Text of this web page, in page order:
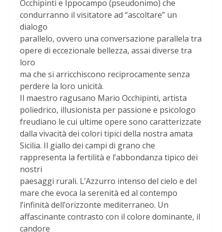
Occhipinti e Ippocampo (pseudonimo) che
condurranno il visitatore ad “ascoltare” un
dialogo
parallelo, ovvero una conversazione parallela tra
opere di eccezionale bellezza, assai diverse tra
loro
ma che si arricchiscono reciprocamente senza
perdere la loro unicità.
Il maestro ragusano Mario Occhipinti, artista
poliedrico, illusionista per passione e psicologo
freudiano le cui ultime opere sono caratterizzate
dalla vivacità dei colori tipici della nostra amata
Sicilia. Il giallo dei campi di grano che
rappresenta la fertilità e l’abbondanza tipico dei
nostri
paesaggi rurali. L’Azzurro intenso del cielo e del
mare che evoca la serenità ed al contempo
l’infinità dell’orizzonte mediterraneo. Un
affascinante contrasto con il colore dominante, il
candore